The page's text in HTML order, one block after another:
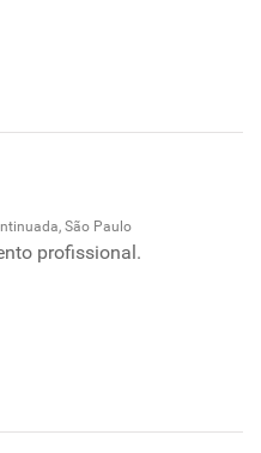
São Paulo
profissional.